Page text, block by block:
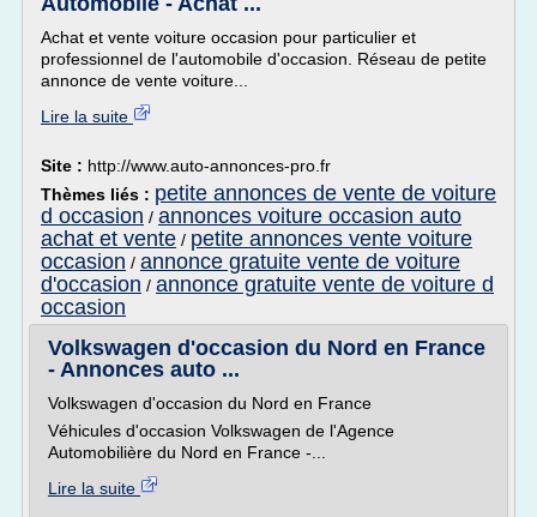
Achat et vente voiture occasion pour particulier et
professionnel de l'automobile d'occasion. Réseau de petite
annonce de vente voiture...
Lire la suite
Site : http://www.auto-annonces-pro.fr
Thèmes liés : petite annonces de vente de voiture
d occasion / annonces voiture occasion auto
achat et vente / petite annonces vente voiture
occasion / annonce gratuite vente de voiture
d'occasion / annonce gratuite vente de voiture d
occasion
Volkswagen d'occasion du Nord en France
- Annonces auto ...
Volkswagen d'occasion du Nord en France
Véhicules d'occasion Volkswagen de l'Agence
Automobilière du Nord en France -...
Lire la suite